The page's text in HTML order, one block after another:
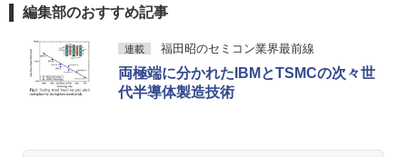
5
【6,000円クーポンOFF】 ノートパソコ
メモリ 512GB SSD 大容量バッテリー Wi
静音 office デスクトップ オフィス pc テ
ンキー付 軽量 日本語キーボード BMAX
￥22,800
￥22,999
BRUCE WAYNE feat. Flo Milli, ATL Jacob
[Explicit]
￥250
by Amazon 天然水 ラベルレス 500ml ×24本
富士山の天然水 バナジウム含有 水 ミネラル
ウォーター ペットボトル 静岡県産 500ミリリ
ットル (Smart Basic)
薬屋のひとりごと 17巻 (デジタル版ビッグガ
ンガンコミックス)
￥770
編集部のおすすめ記事
連載 福田昭のセミコン業界最前線
両極端に分かれたIBMとTSMCの次々世
代半導体製造技術